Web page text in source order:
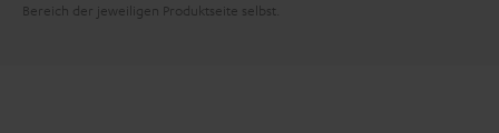
Bereich der jeweiligen Produktseite selbst.